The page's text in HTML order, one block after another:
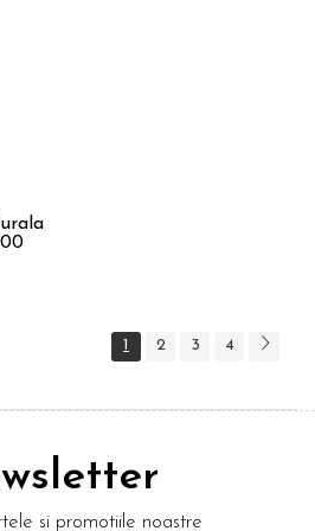
1 2 3 4
si promotiile noastre